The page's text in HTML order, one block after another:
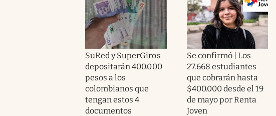
SuRed y SuperGiros
depositarán 400.000
pesos a los
colombianos que
tengan estos 4
documentos
Se confirmó | Los
27.668 estudiantes
que cobrarán hasta
$400.000 desde el 19
de mayo por Renta
Joven